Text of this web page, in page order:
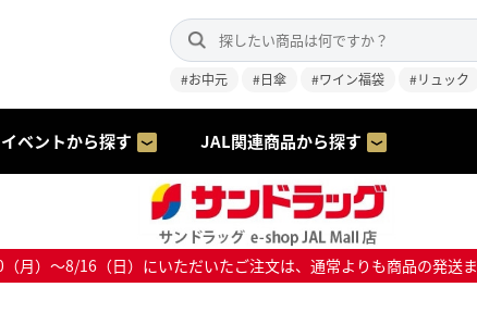
#お中元 #日傘 #ワイン福袋 #リュック
イベントから探す JAL関連商品から探す
月）～8/16（日）にいただいたご注文は、通常よりも商品の発送